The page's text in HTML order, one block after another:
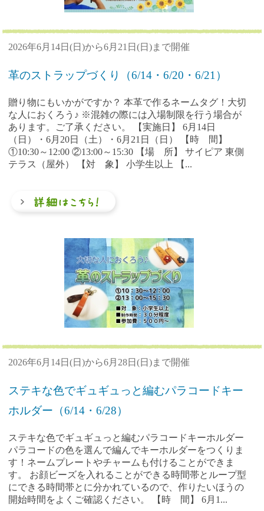
2026年6月14日(日)から6月21日(日)まで開催
革のストラップづくり（6/14・6/20・6/21）
贈り物にもいかがですか？ 本革で作るネームタグ！大切
な人におくろう♪ ※混雑の際には入場制限を行う場合が
あります。ご了承ください。 【実施日】 6月14日
（日）・6月20日（土）・6月21日（日） 【時 間】
①10:30～12:00 ②13:00～15:30 【場 所】 サイピア 東側
テラス（屋外） 【対 象】 小学生以上 【...
2026年6月14日(日)から6月28日(日)まで開催
ステキな色でギュギュっと編むパラコードキー
ホルダー（6/14・6/28）
ステキな色でギュギュっと編むパラコードキーホルダー
パラコードの色を選んで編んでキーホルダーをつくりま
す！ネームプレートやチャームも付けることができま
す。 お顔ビーズを入れることができる時間帯とループ型
にできる時間帯とに分かれているので、作りたいほうの
開始時間をよくご確認ください。 【時 間】 6月1...